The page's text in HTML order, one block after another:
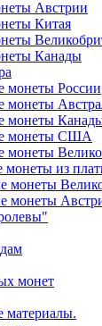
Австрии
Китая
Канады
монеты России
монеты
монеты
монеты США
монеты
монеты из
монеты
монеты
монет
материалы.